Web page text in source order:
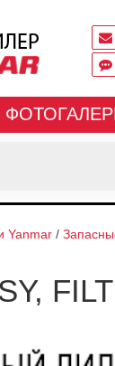
Yanmar/